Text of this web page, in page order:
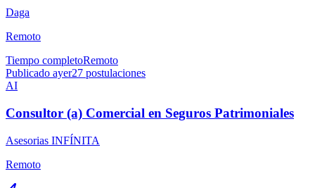
Daga
Remoto
Tiempo completoRemoto
Publicado ayer27 postulaciones
AI
Consultor (a) Comercial en Seguros Patrimoniales
Asesorias INFÍNITA
Remoto